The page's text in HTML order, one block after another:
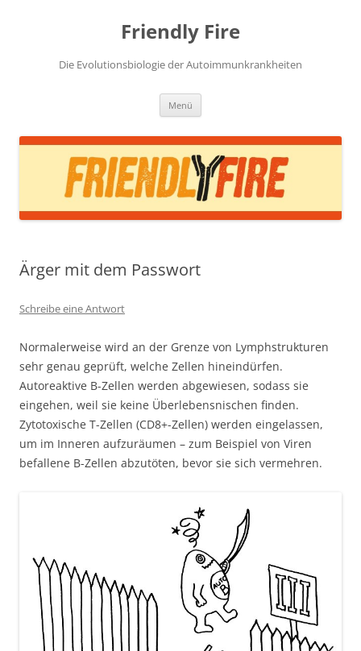
Friendly Fire
Die Evolutionsbiologie der Autoimmunkrankheiten
Menü
Ärger mit dem Passwort
Schreibe eine Antwort
Normalerweise wird an der Grenze von Lymphstrukturen
sehr genau geprüft, welche Zellen hineindürfen.
Autoreaktive B-Zellen werden abgewiesen, sodass sie
eingehen, weil sie keine Überlebensnischen finden.
Zytotoxische T-Zellen (CD8+-Zellen) werden eingelassen,
um im Inneren aufzuräumen – zum Beispiel von Viren
befallene B-Zellen abzutöten, bevor sie sich vermehren.